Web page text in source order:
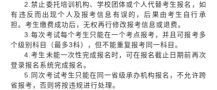
2.禁止委托培训机构、学校团体或个人代替考生报名，如
有违反而出现个人及报考信息有误的，后果由考生自行承
担。考生缴费成功后，无权再行修改报考信息或退费。
3.每次考试每个考生只能在一个考点报考，并且可报考多
个级别科目（最多3科），但不能重复报考同一科目。
4.考生未能一次性完成报名时，可在报名截止日期前再次
登录报名系统完成报名。
5.同次考试考生只能在同一省级承办机构报名，不允许跨
省报考，否则将按违规进行处理。